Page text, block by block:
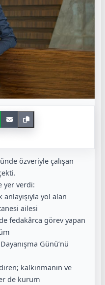
özveriyle çalışan
yer verdi:
yol alan
ailesi
fedakârca görev yapan
Günü’nü
kalkınmanın ve
de kurum